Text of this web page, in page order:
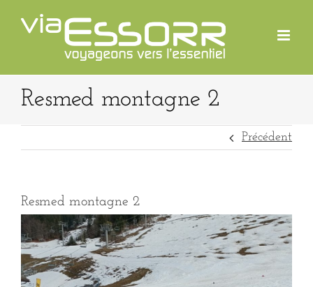
contenu
Resmed montagne 2
Précédent
Resmed montagne 2